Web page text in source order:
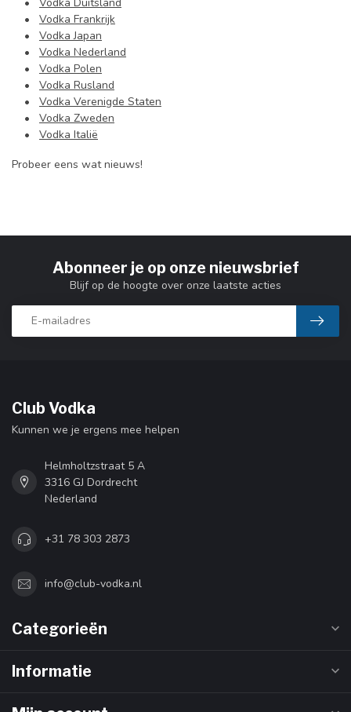
• Vodka Frankrijk
• Vodka Japan
• Vodka Nederland
• Vodka Polen
• Vodka Rusland
• Vodka Verenigde Staten
• Vodka Zweden
• Vodka Italië
Probeer eens wat nieuws!
Abonneer je op onze nieuwsbrief
Blijf op de hoogte over onze laatste acties
Club Vodka
Kunnen we je ergens mee helpen
Helmholtzstraat 5 A
3316 GJ Dordrecht
Nederland
+31 78 303 2873
info@club-vodka.nl
Categorieën
Informatie